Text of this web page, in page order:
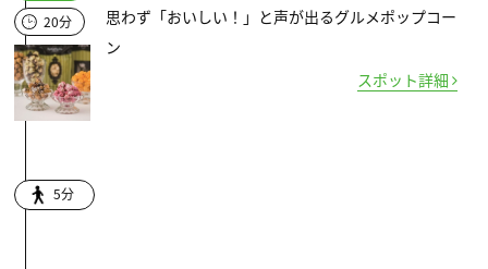
20分
思わず「おいしい！」と声が出るグルメポップコー
ン
スポット詳細
5分